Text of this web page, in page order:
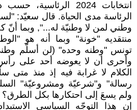
الرئاسة مدى الحياة. قال سعيّد:
وطني لمن لا وطنيّة له...", وبما
منتقديه "خونة" وبما أنه هو
تونس "وطنه وحده" (لن أسلّم
وأحرى أن لا يعوضه أحد على رأس
الكلام لا غرابة فيه إذ منذ
رسالة" و"شرعيّة ومشروعيّة"
ولم يسعَ إلى احتكارها بكل الطرق؟
إن هذا التوجّه السياسي